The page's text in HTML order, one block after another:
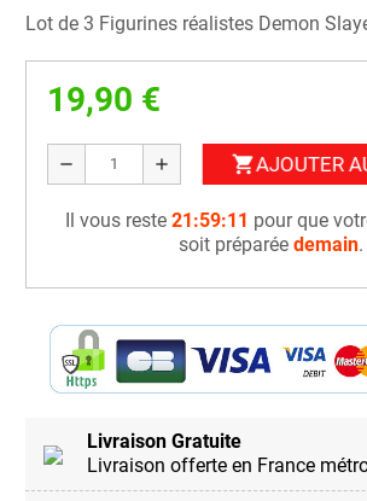
Lot de 3 Figurines réalistes Demon
19,90 €
remove add shopping_cartAJOUTER
Il vous reste 21:59:10 pour que
soit préparée demain.
Livraison Gratuite
Livraison offerte en France